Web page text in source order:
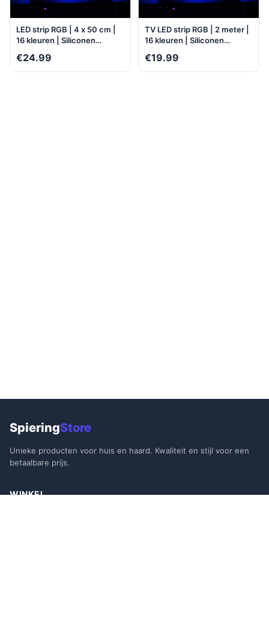
LED strip RGB | 4 x 50 cm |
16 kleuren | Siliconen
Milieuzuinig | Water- en
stofbestendig | Zelfklevend |
€24.99
TV LED strip RGB | 2 meter |
16 kleuren | Siliconen
en stofbestendig |
Zelfklevend |
€19.99
SpieringStore
Unieke producten voor huis en haard. Kwaliteit en stijl voor een
betaalbare prijs.
WINKEL